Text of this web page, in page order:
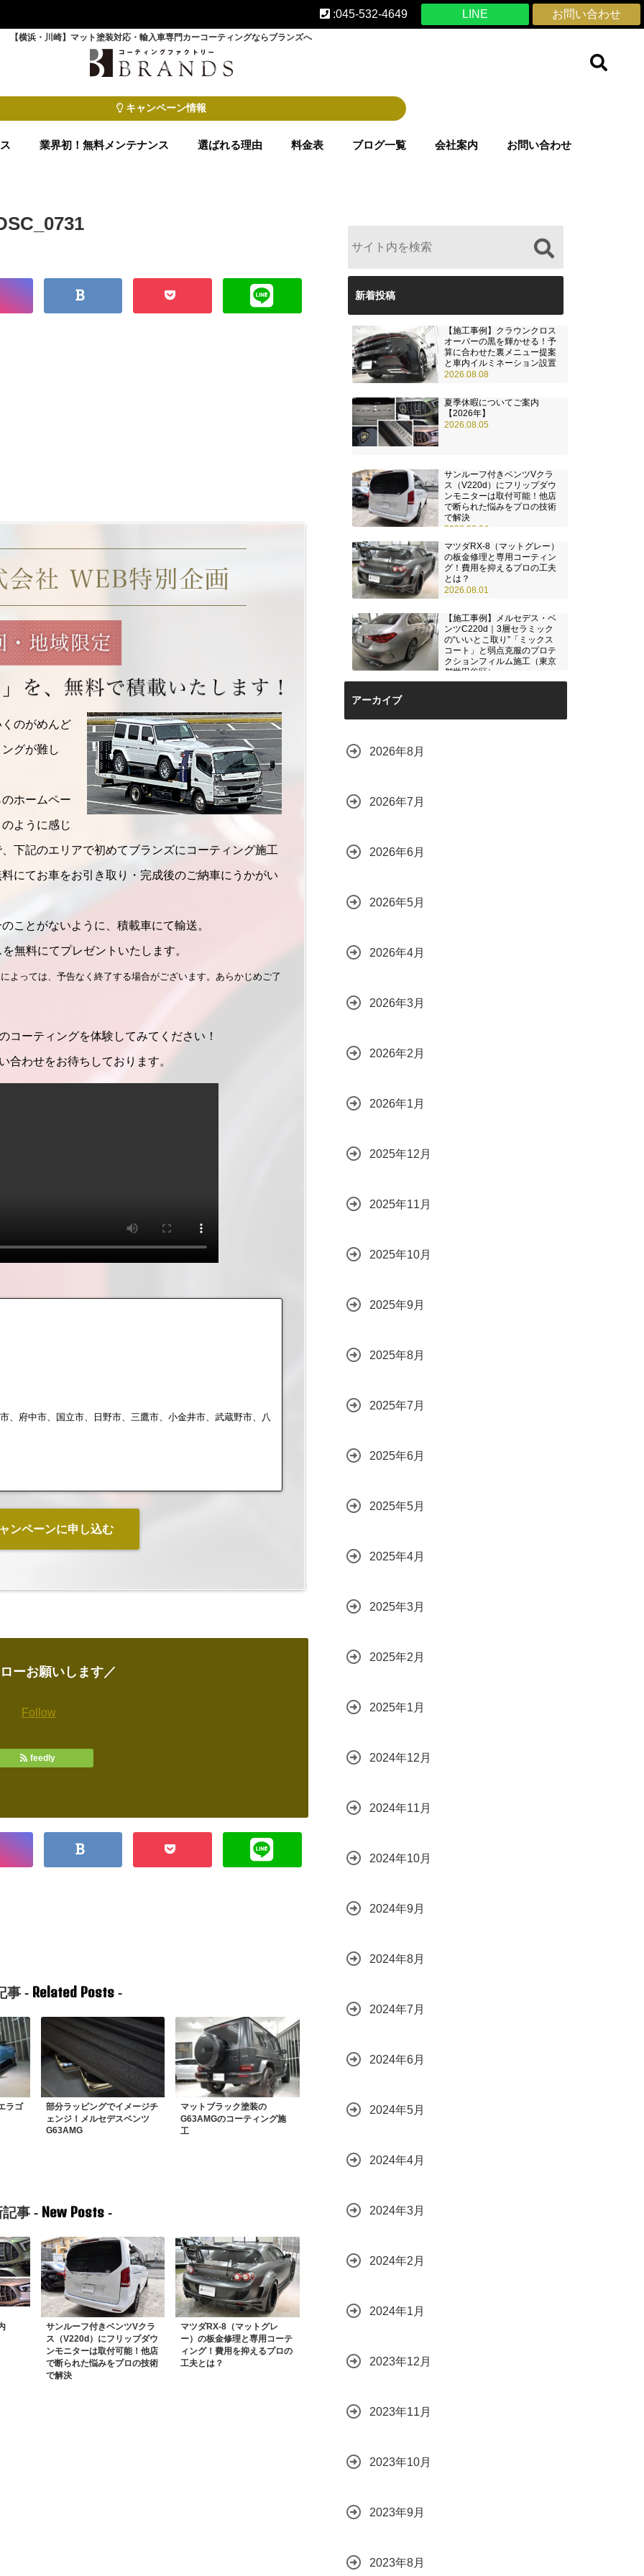
お問い合わせ
LINE
:045-532-4649
【横浜・川崎】マット塗装対応・輸入車専門カーコーティングならブランズへ
キャンペーン情報
業界初！無料メンテナンス 選ばれる理由 料金表 ブログ一覧 会社案内 お問い合わせ
のがめんど
グが難し
ホームペー
ように感じ
下記のエリアで初めてブランズにコーティング施工
にてお車をお引き取り・完成後のご納車にうかがい
ことがないように、積載車にて輸送。
無料にてプレゼントいたします。
よっては、予告なく終了する場合がございます。あらかじめご了
コーティングを体験してみてください！
合わせをお待ちしております。
、府中市、国立市、日野市、三鷹市、小金井市、武蔵野市、八
ンペーンに申し込む
ーお願いします／
Follow
feedly
事 - Related Posts-
ラゴ
部分ラッピングでイメージチ
ェンジ！メルセデスベンツ
G63AMG
マットブラック塗装の
G63AMGのコーティング施
工
事 - New Posts -
サンルーフ付きベンツVクラ
ス（V220d）にフリップダウ
ンモニターは取付可能！他店
で断られた悩みをプロの技術
で解決
マツダRX-8（マットグレ
ー）の板金修理と専用コーテ
ィング！費用を抑えるプロの
工夫とは？
新着投稿
【施工事例】クラウンクロス
オーバーの黒を輝かせる！予
算に合わせた裏メニュー提案
と車内イルミネーション設置
2026.08.08
夏季休暇についてご案内
【2026年】
2026.08.05
サンルーフ付きベンツVクラ
ス（V220d）にフリップダウ
ンモニターは取付可能！他店
で断られた悩みをプロの技術
で解決
2026.08.04
マツダRX-8（マットグレー）
の板金修理と専用コーティン
グ！費用を抑えるプロの工夫
とは？
2026.08.01
【施工事例】メルセデス・ベ
ンツC220d｜3層セラミック
の“いいとこ取り”「ミックス
コート」と弱点克服のプロテ
クションフィルム施工（東京
都世田谷区）
2026.07.28
アーカイブ
2026年8月
2026年7月
2026年6月
2026年5月
2026年4月
2026年3月
2026年2月
2026年1月
2025年12月
2025年11月
2025年10月
2025年9月
2025年8月
2025年7月
2025年6月
2025年5月
2025年4月
2025年3月
2025年2月
2025年1月
2024年12月
2024年11月
2024年10月
2024年9月
2024年8月
2024年7月
2024年6月
2024年5月
2024年4月
2024年3月
2024年2月
2024年1月
2023年12月
2023年11月
2023年10月
2023年9月
2023年8月